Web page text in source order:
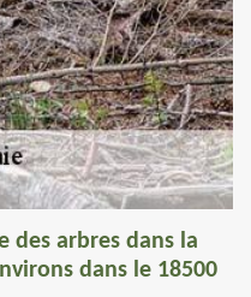
des arbres dans la
dans le 18500